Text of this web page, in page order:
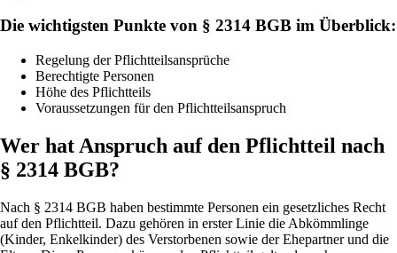
Die wichtigsten Punkte von § 2314 BGB im Überblick:
Regelung der Pflichtteilsansprüche
Berechtigte Personen
Höhe des Pflichtteils
Voraussetzungen für den Pflichtteilsanspruch
Wer hat Anspruch auf den Pflichtteil nach
§ 2314 BGB?
Nach § 2314 BGB haben bestimmte Personen ein gesetzliches Recht
auf den Pflichtteil. Dazu gehören in erster Linie die Abkömmlinge
(Kinder, Enkelkinder) des Verstorbenen sowie der Ehepartner und die